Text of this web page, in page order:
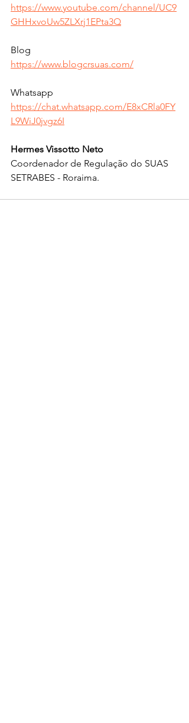
https://www.youtube.com/channel/UC9
GHHxvoUw5ZLXrj1EPta3Q
Blog
https://www.blogcrsuas.com/
Whatsapp
https://chat.whatsapp.com/E8xCRla0FY
L9WiJ0jvgz6I
Hermes Vissotto Neto
Coordenador de Regulação do SUAS
SETRABES - Roraima.